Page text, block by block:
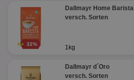
32%
Dallmayr Home Barista
versch. Sorten
1kg
Dallmayr d´Oro
versch. Sorten